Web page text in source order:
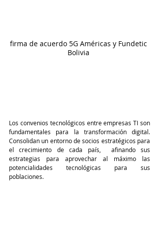
firma de acuerdo 5G Américas y Fundetic
Bolivia
Los convenios tecnológicos entre empresas TI son
fundamentales para la transformación digital.
Consolidan un entorno de socios estratégicos para
el crecimiento de cada país,  afinando sus
estrategias para aprovechar al máximo las
potencialidades tecnológicas para sus
poblaciones.